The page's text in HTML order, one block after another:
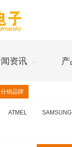
资讯
分销品牌
ATMEL SAMSUNG